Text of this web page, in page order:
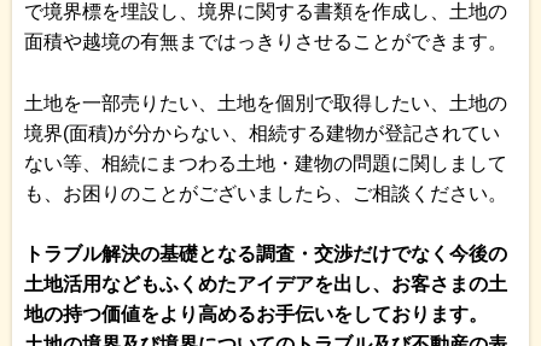
で境界標を埋設し、境界に関する書類を作成し、土地の
面積や越境の有無まではっきりさせることができます。
土地を一部売りたい、土地を個別で取得したい、土地の
境界(面積)が分からない、相続する建物が登記されてい
ない等、相続にまつわる土地・建物の問題に関しまして
も、お困りのことがございましたら、ご相談ください。
トラブル解決の基礎となる調査・交渉だけでなく今後の
土地活用などもふくめたアイデアを出し、お客さまの土
地の持つ価値をより高めるお手伝いをしております。